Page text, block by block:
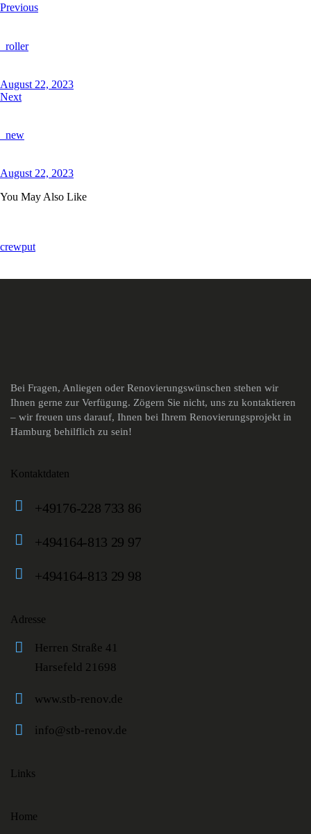
Previous
_roller
August 22, 2023
Next
_new
August 22, 2023
You May Also Like
crewput
Bei Fragen, Anliegen oder Renovierungswünschen stehen wir
Ihnen gerne zur Verfügung. Zögern Sie nicht, uns zu kontaktieren
– wir freuen uns darauf, Ihnen bei Ihrem Renovierungsprojekt in
Hamburg behilflich zu sein!
Kontaktdaten
+49176-228 733 86
+494164-813 29 97
+494164-813 29 98
Adresse
Herren Straße 41
Harsefeld 21698
www.stb-renov.de
info@stb-renov.de
Links
Home